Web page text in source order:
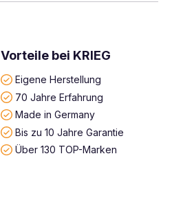
Vorteile bei KRIEG
Eigene Herstellung
70 Jahre Erfahrung
Made in Germany
Bis zu 10 Jahre Garantie
Über 130 TOP-Marken